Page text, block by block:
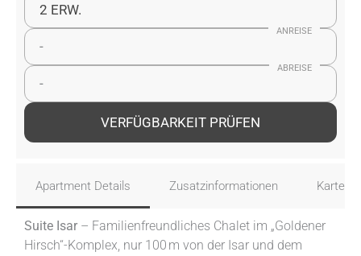
2 ERW.
ANREISE
-
ABREISE
-
VERFÜGBARKEIT PRÜFEN
Apartment Details Zusatzinformationen Karte
Suite Isar – Familienfreundliches Chalet im „Goldener
Hirsch“-Komplex, nur 100 m von der Isar und dem